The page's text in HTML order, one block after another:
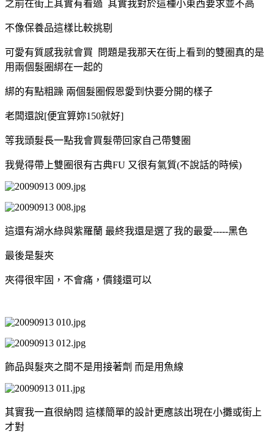
之前在街上其實有看過 其實我對於這種小東西要求並不高
不像保養品這樣比較挑剔
可愛有質感我就會買 問題是我那天在街上看到的雙圈真的是
用兩個髮圈綁在一起的
綁的有點粗躁 兩個髮圈假恩愛到快要分開的樣子
老闆還說[便宜算妳150就好]
等我頭髮長一點我會買髮帶回家自己帶雙圈
我覺得帶上雙圈很有古典FU 又很有氣質(不說話的時候)
這還有湖水綠與紫羅蘭 最終我還是選了我的最愛-----黑色
最後是髮夾
夾得很牢固，不會痛，價錢還可以
飾品與髮夾之間不是用接著劑 而是用魚線
其實我一直很納悶 這樣簡單的設計更應該出現在小攤或街上
才對